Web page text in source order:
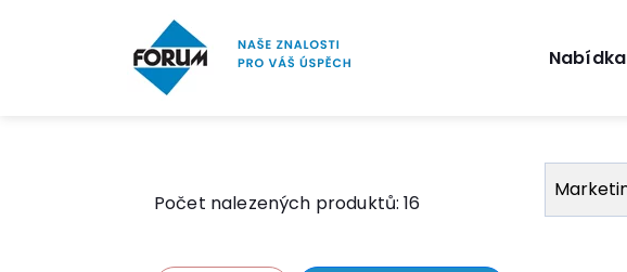
Nabídka
Počet nalezených produktů:16